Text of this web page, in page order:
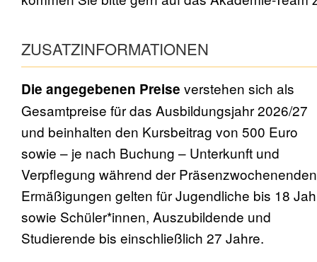
ZUSATZINFORMATIONEN
Die angegebenen Preise verstehen sich als
Gesamtpreise für das Ausbildungsjahr 2026/27
und beinhalten den Kursbeitrag von 500 Euro
sowie – je nach Buchung – Unterkunft und
Verpflegung während der
Ermäßigungen gelten für Jugendliche bis 18
sowie Schüler*innen, Auszubildende und
Studierende bis einschließlich 27 Jahre.